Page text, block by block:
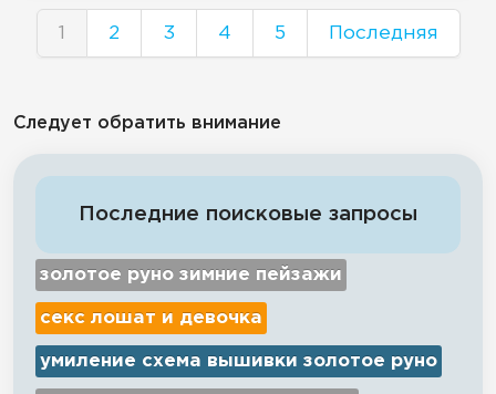
1 2 3 4 5 Последняя
Следует обратить внимание
Последние поисковые запросы
золотое руно зимние пейзажи
секс лошат и девочка
умиление схема вышивки золотое руно